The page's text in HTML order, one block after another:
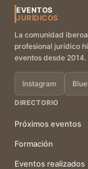
EVENTOS
JURÍDICOS
La comunidad
profesional jurídico
eventos desde 2014.
Instagram
DIRECTORIO
Próximos eventos
Formación
Eventos realizados